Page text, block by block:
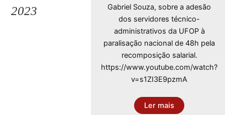
Gabriel Souza, sobre a adesão
dos servidores técnico-
administrativos da UFOP à
paralisação nacional de 48h pela
recomposição salarial.
https://www.youtube.com/watch?
v=s1ZI3E9pzmA
Ler mais
2023